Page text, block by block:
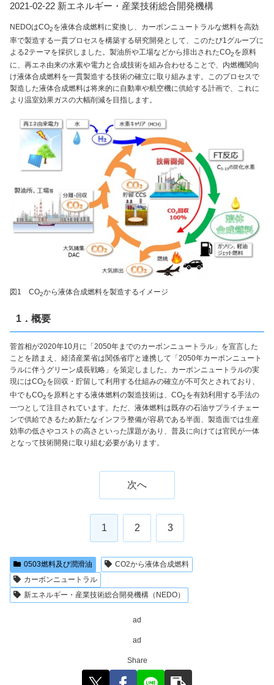
2021-02-22 新エネルギー・産業技術総合開発機構
NEDOはCO2を液体合成燃料に変換し、カーボンニュートラルな燃料を高効
率で製造する一貫プロセスを構築する研究開発として、このたび1グループに
よる2テーマを採択しました。製油所や工場などから排出されたCO2を原料
に、再エネ由来の水素や電力と合成技術を組み合わせることで、内燃機関向
け液体合成燃料を一貫製造する技術の確立に取り組みます。このプロセスで
製造した液体合成燃料は将来的に自動車や航空機に供給する計画で、これに
より温室効果ガスの大幅削減を目指します。
図1 CO2から液体合成燃料を製造するイメージ
1．概要
菅首相が2020年10月に「2050年までのカーボンニュートラル」を宣言した
ことを踏まえ、経済産業省は関係省庁と連携して「2050年カーボンニュート
ラルに伴うグリーン成長戦略」を策定しました。カーボンニュートラルの実
現にはCO2を回収・貯留して利用する仕組みの確立が不可欠とされており、
中でもCO2を原料とする液体燃料の製造技術は、CO2を有効利用する手法の
一つとして注目されています。ただ、液体燃料は既存の石油サプライチェー
ンで供給できるため新たなインフラ整備が容易である半面、製造面では生産
効率の低さやコストの高さといった課題があり、普及に向けては官民が一体
となって技術開発に取り組む必要があります。
次へ
1 2 3
0503燃料及び潤滑油
CO2から液体合成燃料
カーボンニュートラル
新エネルギー・産業技術総合開発機構（NEDO）
ad
ad
Share